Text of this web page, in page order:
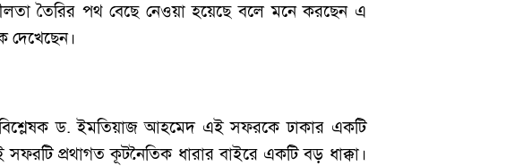
তৈরির পথ বেছে নেওয়া হয়েছে বলে মনে করছেন এ
দেখেছেন।
বিশ্লেষক ড. ইমতিয়াজ আহমেদ এই সফরকে ঢাকার একটি
প্রথাগত কূটনৈতিক ধারার বাইরে একটি বড় ধাক্কা।